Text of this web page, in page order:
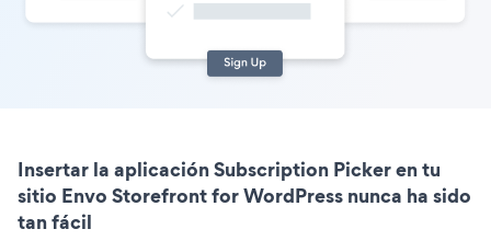
Insertar la aplicación Subscription Picker en tu
sitio Envo Storefront for WordPress nunca ha sido
tan fácil